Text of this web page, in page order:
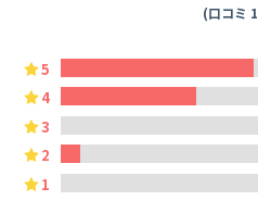
(口コミ
5
4
3
2
1